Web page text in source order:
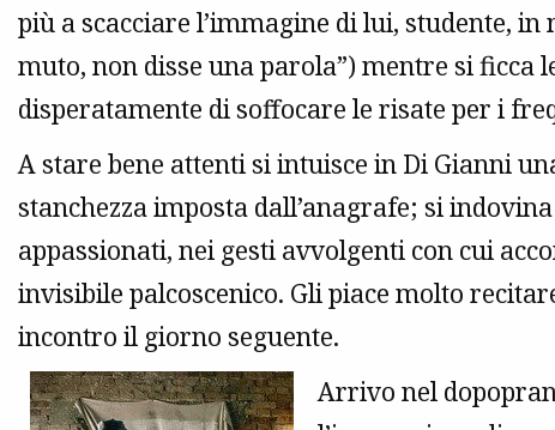
più a scacciare l’immagine di lui, studente,
muto, non disse una parola”) mentre si ficca
disperatamente di soffocare le risate per i
A stare bene attenti si intuisce in Di Gianni
stanchezza imposta dall’anagrafe; si
appassionati, nei gesti avvolgenti con cui
invisibile palcoscenico. Gli piace molto
incontro il giorno seguente.
Arrivo nel